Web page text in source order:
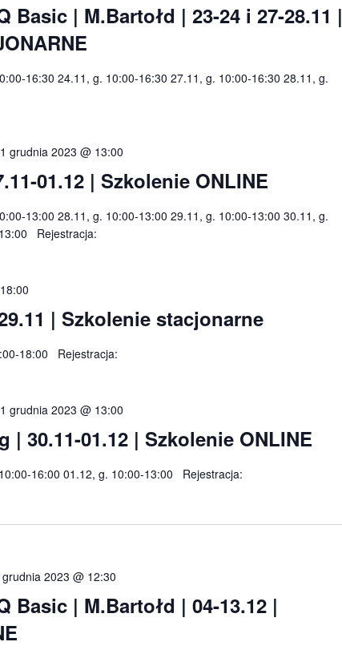
Basic | M.Bartołd | 23-24 i 27-28.11 |
16:30 24.11, g. 10:00-16:30 27.11, g. 10:00-16:30 28.11, g.
01.12 | Szkolenie ONLINE
1 grudnia 2023 @ 13:00
13:00 28.11, g. 10:00-13:00 29.11, g. 10:00-13:00 30.11, g.
Rejestracja:
| Szkolenie stacjonarne
18:00
18:00 Rejestracja:
| 30.11-01.12 | Szkolenie ONLINE
1 grudnia 2023 @ 13:00
16:00 01.12, g. 10:00-13:00 Rejestracja:
Basic | M.Bartołd | 04-13.12 |
grudnia 2023 @ 12:30